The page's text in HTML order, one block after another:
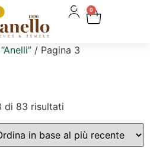
0
/ Pagina 3
di 83 risultati